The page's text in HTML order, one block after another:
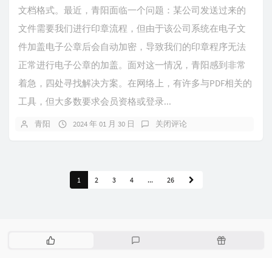
文档格式。最近，青阳面临一个问题：某公司发送过来的
文件需要我们进行印章流程，但由于该公司系统在电子文
件加盖电子公章后会自动加密，导致我们的印章程序无法
正常进行电子公章的加盖。面对这一情况，青阳感到非常
着急，四处寻找解决方案。在网络上，有许多与PDF相关的
工具，但大多数要求会员资格或登录...
青阳 2024 年 01 月 30 日 关闭评论
1 2 3 4 ... 26
热
随